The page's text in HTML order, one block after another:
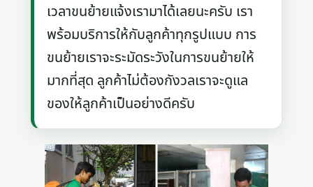
เวลาขนย้ายแจ้งเรามาได้เลยนะครับ เรา
พร้อมบริการให้กับลูกค้าทุกรูปแบบ การ
ขนย้ายเราจะระมัดระวังในการขนย้ายให้
มากที่สุด ลูกค้าไม่ต้องกังวลเราจะดูแล
ของให้ลูกค้าเป็นอย่างดีครับ